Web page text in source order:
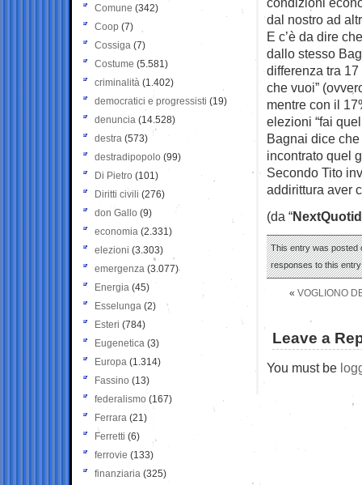
dal nostro ad
E c’è da dire
dallo stesso
differenza tra
che vuoi”
mentre con il
elezioni “fai
Bagnai dice
incontrato quel
Secondo Tito
addirittura aver
(da “
This entry was posted
responses to this
« VOGLIONO
Leave a
You must be
Comune (342)
Coop (7)
Cossiga (7)
Costume (5.581)
criminalità (1.402)
democratici e progressisti (19)
denuncia (14.528)
destra (573)
destradipopolo (99)
Di Pietro (101)
Diritti civili (276)
don Gallo (9)
economia (2.331)
elezioni (3.303)
emergenza (3.077)
Energia (45)
Esselunga (2)
Esteri (784)
Eugenetica (3)
Europa (1.314)
Fassino (13)
federalismo (167)
Ferrara (21)
Ferretti (6)
ferrovie (133)
finanziaria (325)